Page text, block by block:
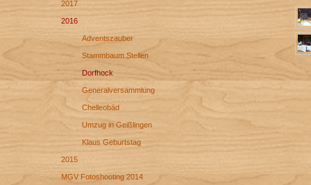
2017
2016
Adventszauber
Stammbaum Stellen
Dorfhock
Generalversammlung
Chelleobäd
Umzug in Geißlingen
Klaus Geburtstag
2015
MGV Fotoshooting 2014